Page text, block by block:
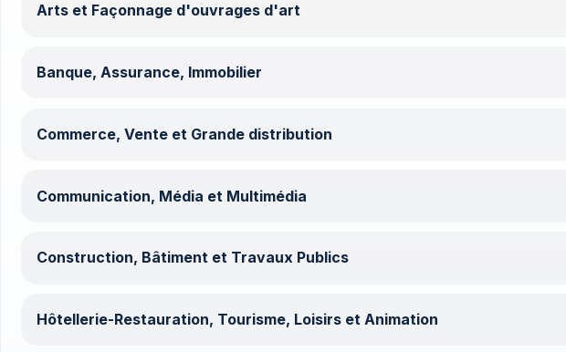
Arts et Façonnage d'ouvrages d'art
Banque, Assurance, Immobilier
Commerce, Vente et Grande distribution
Communication, Média et Multimédia
Construction, Bâtiment et Travaux Publics
Hôtellerie-Restauration, Tourisme, Loisirs et Animation